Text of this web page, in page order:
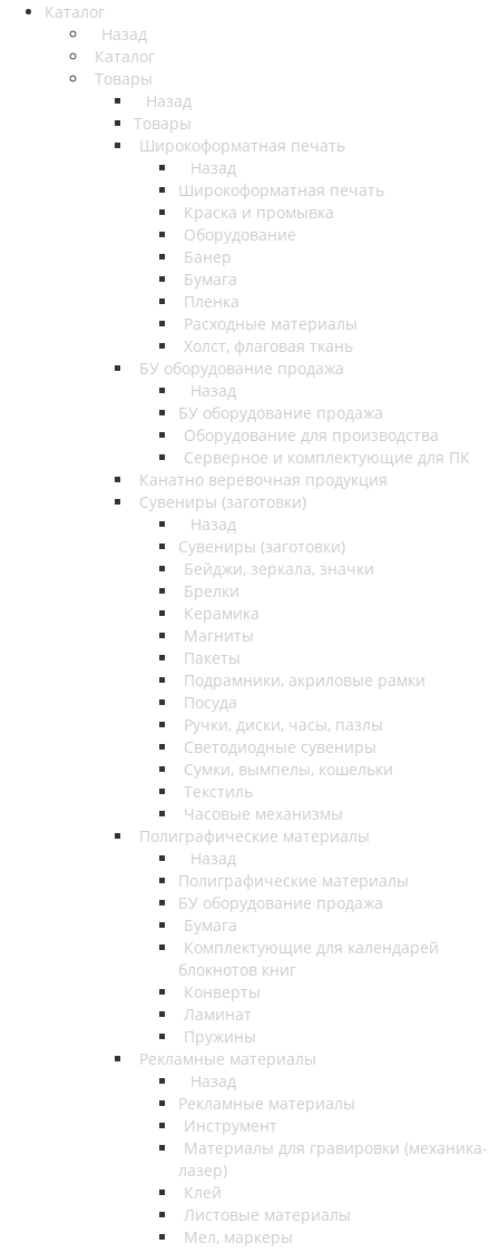
Каталог
Назад
Каталог
Товары
Назад
Товары
Широкоформатная печать
Назад
Широкоформатная печать
Краска и промывка
Оборудование
Банер
Бумага
Пленка
Расходные материалы
Холст, флаговая ткань
БУ оборудование продажа
Назад
БУ оборудование продажа
Оборудование для производства
Серверное и комплектующие для ПК
Канатно веревочная продукция
Сувениры (заготовки)
Назад
Сувениры (заготовки)
Бейджи, зеркала, значки
Брелки
Керамика
Магниты
Пакеты
Подрамники, акриловые рамки
Посуда
Ручки, диски, часы, пазлы
Светодиодные сувениры
Сумки, вымпелы, кошельки
Текстиль
Часовые механизмы
Полиграфические материалы
Назад
Полиграфические материалы
БУ оборудование продажа
Бумага
Комплектующие для календарей
блокнотов книг
Конверты
Ламинат
Пружины
Рекламные материалы
Назад
Рекламные материалы
Инструмент
Материалы для гравировки (механика-
лазер)
Клей
Листовые материалы
Мел, маркеры